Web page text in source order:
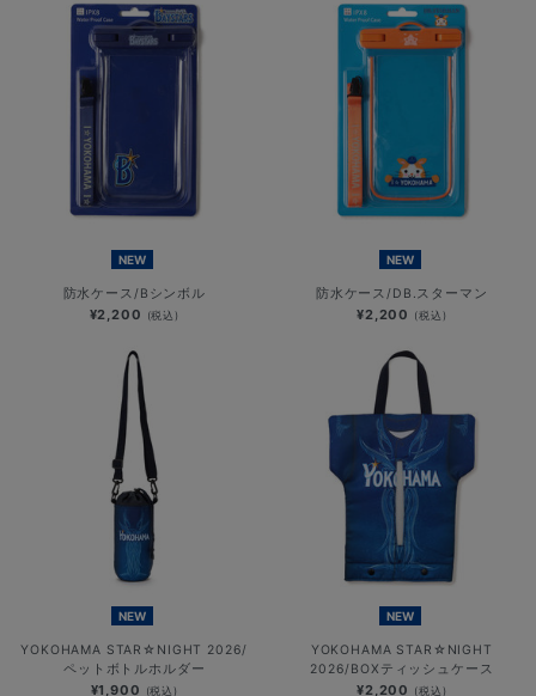
NEW
防水ケース/Bシンボル
¥2,200 (税込)
NEW
防水ケース/DB.スターマン
¥2,200 (税込)
NEW
YOKOHAMA STAR☆NIGHT 2026/
ペットボトルホルダー
¥1,900 (税込)
NEW
YOKOHAMA STAR☆NIGHT
2026/BOXティッシュケース
¥2,200 (税込)